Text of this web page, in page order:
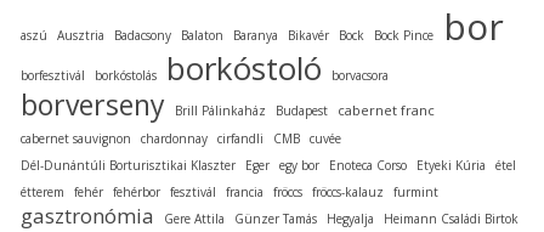
aszú Ausztria Badacsony Balaton Baranya Bikavér Bock Bock Pince bor
borfesztivál borkóstolás borkóstoló borvacsora
borverseny Brill Pálinkaház Budapest cabernet franc
cabernet sauvignon chardonnay cirfandli CMB cuvée
Dél-Dunántúli Borturisztikai Klaszter
Eger egy bor Enoteca Corso Etyeki Kúria
étel
étterem
fehér fehérbor fesztivál francia fröccs fröccs-kalauz furmint
gasztronómia Gere Attila Günzer Tamás Hegyalja
Heimann Családi Birtok